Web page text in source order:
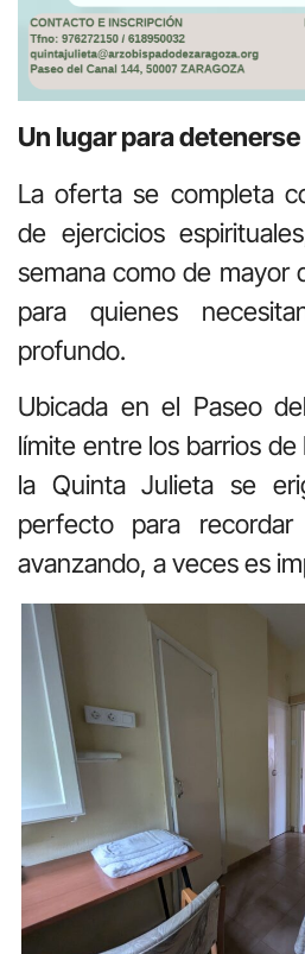
Un lugar para detenerse
La oferta se completa
de ejercicios
semana como de mayor
para quienes
profundo.
Ubicada en el Paseo
límite entre los barrios de
la Quinta Julieta se
perfecto para
avanzando, a veces es